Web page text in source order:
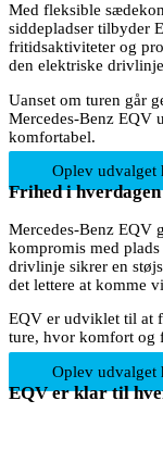
Med fleksible
siddepladser tilbyder
fritidsaktiviteter og
den elektriske
Uanset om turen går
Mercedes-Benz EQV
komfortabel.
Oplev udvalget
Frihed i hverdagen
Mercedes-Benz EQV
kompromis med
drivlinje sikrer en
det lettere at komme
EQV er udviklet til at
ture, hvor komfort og
Oplev udvalget
EQV er klar til